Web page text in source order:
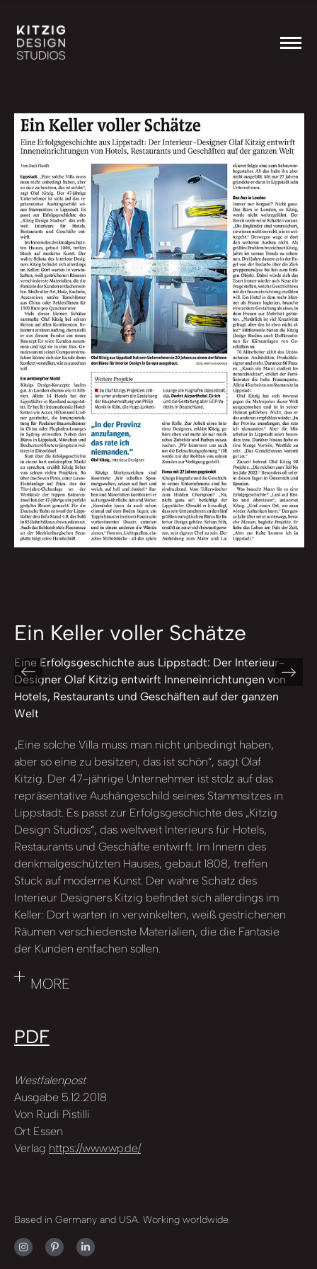
Ein Keller voller Schätze
Eine Erfolgsgeschichte aus Lippstadt: Der Interieur-
Designer Olaf Kitzig entwirft Inneneinrichtungen von
Hotels, Restaurants und Geschäften auf der ganzen
Welt
„Eine solche Villa muss man nicht unbedingt haben,
aber so eine zu besitzen, das ist schön“, sagt Olaf
Kitzig. Der 47-jährige Unternehmer ist stolz auf das
repräsentative Aushängeschild seines Stammsitzes in
Lippstadt. Es passt zur Erfolgsgeschichte des „Kitzig
Design Studios“, das weltweit Interieurs für Hotels,
Restaurants und Geschäfte entwirft. Im Innern des
denkmalgeschützten Hauses, gebaut 1808, treffen
Stuck auf moderne Kunst. Der wahre Schatz des
Interieur Designers Kitzig befindet sich allerdings im
Keller: Dort warten in verwinkelten, weiß gestrichenen
Räumen verschiedenste Materialien, die die Fantasie
der Kunden entfachen sollen.
MORE
PDF
Westfalenpost
Ausgabe 5.12.2018
Von Rudi Pistilli
Ort Essen
Verlag https://www.wp.de/
Based in Germany and USA. Working worldwide.